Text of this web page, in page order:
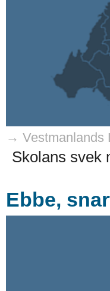
→ Vestmanlands
Skolans svek
Ebbe,